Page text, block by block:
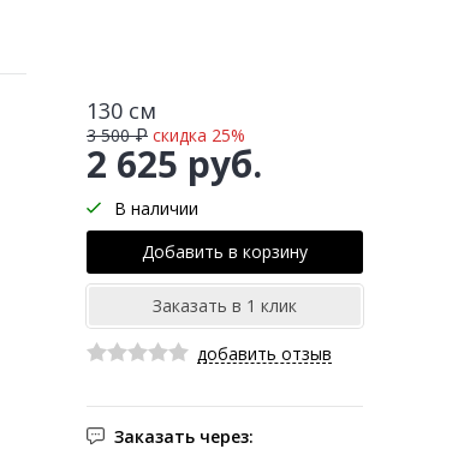
130 см
2 625 руб.
3 500 ₽ скидка 25%
В наличии
добавить отзыв
Заказать через: